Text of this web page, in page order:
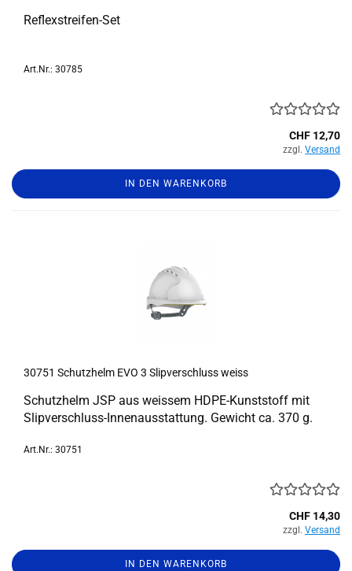
Reflexstreifen-​Set
Art.Nr.: 30785
CHF 12,70
zzgl. Versand
IN DEN WARENKORB
30751 Schutz­helm EVO 3 Slip­ver­schluss weiss
Schutz­helm JSP aus weis­sem HDPE-​Kunststoff mit
Slipverschluss-​Innenausstattung. Ge­wicht ca. 370 g.
Art.Nr.: 30751
CHF 14,30
zzgl. Versand
IN DEN WARENKORB